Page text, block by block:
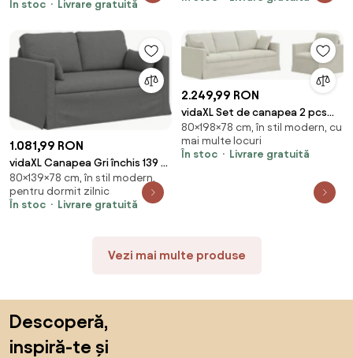
În stoc
Livrare gratuită
1.081,99 RON
vidaXL Canapea Gri închis 139 x
78 x 80 cm țesătură
80×139×78 cm, în stil modern,
pentru dormit zilnic
În stoc
Livrare gratuită
2.249,99 RON
vidaXL Set de canapea 2 pcs
Crem 198 x 78 x 80 cm Catifea
80×198×78 cm, în stil modern, cu
mai multe locuri
În stoc
Livrare gratuită
Vezi mai multe produse
Descoperă,
inspiră-te și